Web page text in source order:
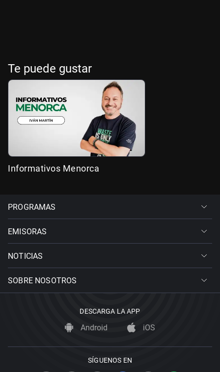
Te puede gustar
Informativos Menorca
PROGRAMAS
EMISORAS
NOTICIAS
SOBRE NOSOTROS
DESCARGA LA APP
Android iOS
SÍGUENOS EN